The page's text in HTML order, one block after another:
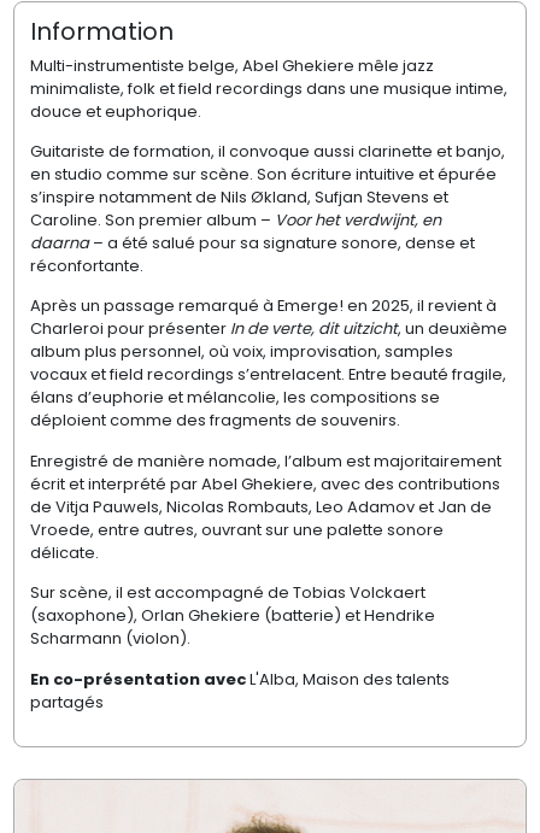
Information
Multi-instrumentiste belge, Abel Ghekiere mêle jazz
minimaliste, folk et field recordings dans une musique intime,
douce et euphorique.
Guitariste de formation, il convoque aussi clarinette et banjo,
en studio comme sur scène. Son écriture intuitive et épurée
s’inspire notamment de Nils Økland, Sufjan Stevens et
Caroline. Son premier album – Voor het verdwijnt, en
daarna– a été salué pour sa signature sonore, dense et
réconfortante.
Après un passage remarqué à Emerge! en 2025, il revient à
Charleroi pour présenter In de verte, dit uitzicht, un deuxième
album plus personnel, où voix, improvisation, samples
vocaux et field recordings s’entrelacent. Entre beauté fragile,
élans d’euphorie et mélancolie, les compositions se
déploient comme des fragments de souvenirs.
Enregistré de manière nomade, l’album est majoritairement
écrit et interprété par Abel Ghekiere, avec des contributions
de Vitja Pauwels, Nicolas Rombauts, Leo Adamov et Jan de
Vroede, entre autres, ouvrant sur une palette sonore
délicate.
Sur scène, il est accompagné de Tobias Volckaert
(saxophone), Orlan Ghekiere (batterie) et Hendrike
Scharmann (violon).
En co-présentation avecL'Alba, Maison des talents
partagés